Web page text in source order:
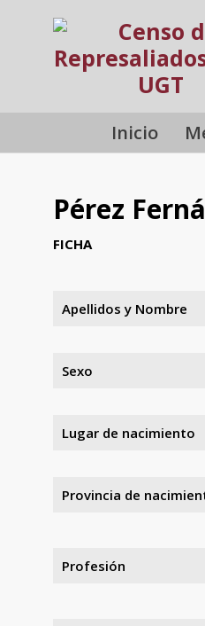
Inicio
Pérez
FICHA
Apellidos y Nombre
Sexo
Lugar de nacimiento
Provincia de
Profesión